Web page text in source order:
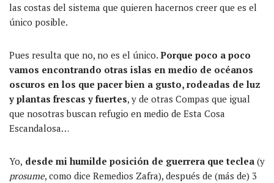
las costas del sistema que quieren hacernos creer que es el
único posible.
Pues resulta que no, no es el único. Porque poco a poco
vamos encontrando otras islas en medio de océanos
oscuros en los que pacer bien a gusto, rodeadas de luz
y plantas frescas y fuertes, y de otras Compas que igual
que nosotras buscan refugio en medio de Esta Cosa
Escandalosa…
Yo, desde mi humilde posición de guerrera que teclea (y
prosume, como dice Remedios Zafra), después de (más de) 3